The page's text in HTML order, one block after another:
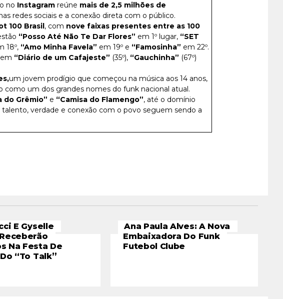
no Instagram reúne mais de 2,5 milhões de
redes sociais e a conexão direta com o público.
100 Brasil, com nove faixas presentes entre as 100
“Posso Até Não Te Dar Flores” em 1º lugar, “SET
18º, “Amo Minha Favela” em 19º e “Famosinha” em 22º.
“Diário de um Cafajeste” (35º), “Gauchinha” (67º)
um jovem prodígio que começou na música aos 14 anos,
como um dos grandes nomes do funk nacional atual.
do Grêmio” e “Camisa do Flamengo”, até o domínio
talento, verdade e conexão com o povo seguem sendo a
E Gyselle
Na Festa De
“To Talk”
Ana Paula Alves: A Nova
Embaixadora Do Funk
Futebol Clube